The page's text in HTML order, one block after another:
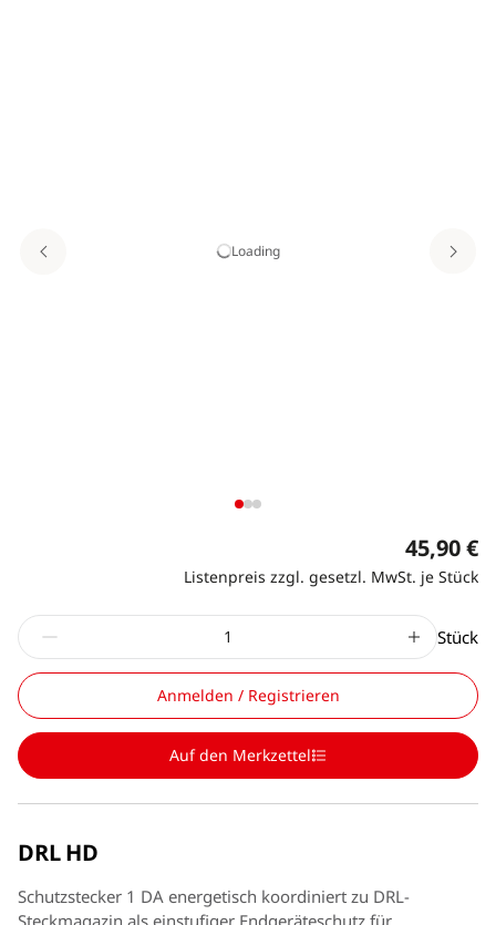
Loading
45,90 €
Listenpreis zzgl. gesetzl. MwSt. je Stück
Stück
Anmelden / Registrieren
Auf den Merkzettel
DRL HD
Schutzstecker 1 DA energetisch koordiniert zu DRL-
Steckmagazin als einstufiger Endgeräteschutz für